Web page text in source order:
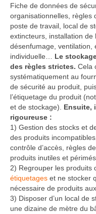
Fiche de données de
organisationnelles, règles
poste de travail, local de
extincteurs, installation de
désenfumage, ventilation,
individuelle… Le
des règles strictes. Cela
systématiquement au
de sécurité au produit,
l’étiquetage du produit
et de stockage). Ensuite,
rigoureuse :
1) Gestion des stocks et
des produits incompatibles,
contrôle d’accès, règles
produits inutiles et
2) Regrouper les produits
étiquetages et ne stocker
nécessaire de produits
3) Disposer d’un local de
une dizaine de mètre du